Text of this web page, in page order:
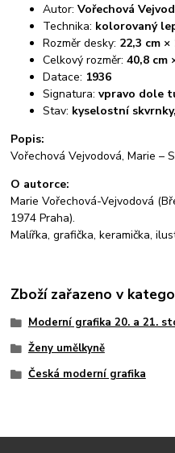
Autor: Vořechová
Technika: kolorovaný
Rozměr desky: 22,3 cm ×
Celkový rozměr:40,8 cm
Datace: 1936
Signatura:vpravo dole
Stav: kyselostní
Popis:
Vořechová Vejvodová, Marie –
O autorce:
Marie Vořechová-Vejvodová
1974 Praha).
Malířka, grafička, keramička,
Zboží zařazeno v
Moderní grafika 20. a 21.
Ženy umělkyně
Česká moderní grafika